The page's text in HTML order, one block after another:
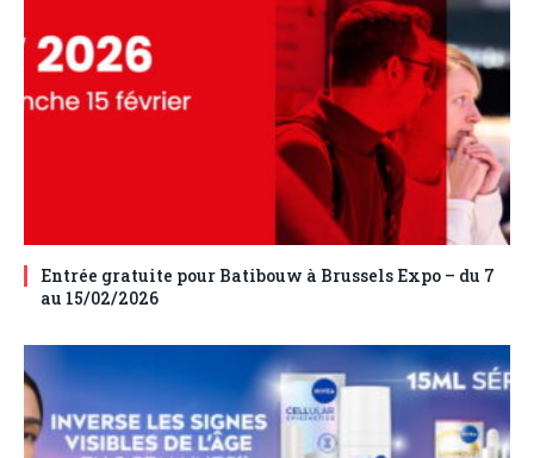
Entrée gratuite pour Batibouw à Brussels Expo – du 7
au 15/02/2026